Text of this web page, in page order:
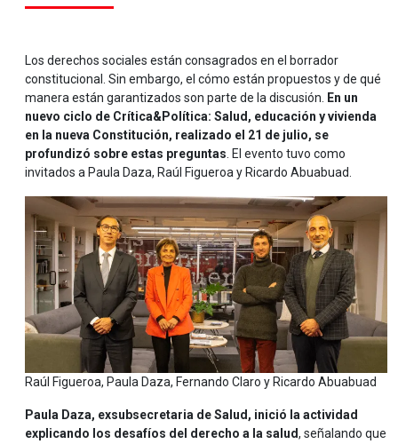
Los derechos sociales están consagrados en el borrador
constitucional. Sin embargo, el cómo están propuestos y de qué
manera están garantizados son parte de la discusión.
En un
nuevo ciclo de Crítica&Política: Salud, educación y vivienda
en la nueva Constitución, realizado el 21 de julio, se
profundizó sobre estas preguntas . El evento tuvo como
invitados a Paula Daza, Raúl Figueroa y Ricardo Abuabuad.
Raúl Figueroa, Paula Daza, Fernando Claro y Ricardo Abuabuad
Paula Daza, exsubsecretaria de Salud, inició la actividad
explicando los desafíos del derecho a la salud, señalando que